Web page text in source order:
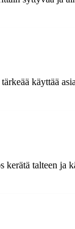
käyttää
kerätä talteen ja